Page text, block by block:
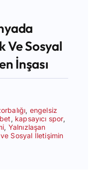
Ve Sosyal
İnşası
, engelsiz
, kapsayıcı spor,
, Yalnızlaşan
ve Sosyal İletişimin